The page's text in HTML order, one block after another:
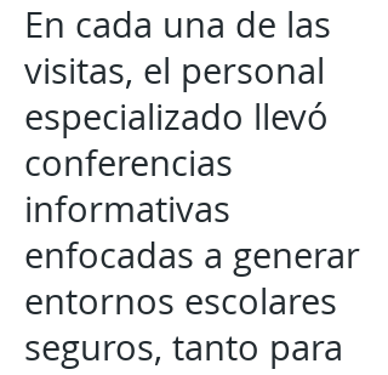
En cada una de las
visitas, el personal
especializado llevó
conferencias
informativas
enfocadas a generar
entornos escolares
seguros, tanto para